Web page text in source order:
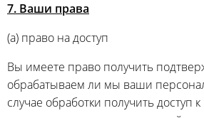
7. Ваши права
(a) право на доступ
Вы имеете право получить
обрабатываем ли мы ваши
случае обработки получить доступ